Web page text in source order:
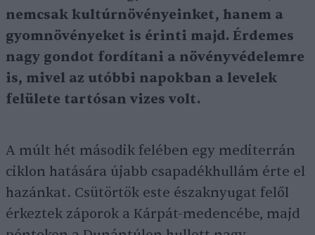
nemcsak kultúrnövényeinket, hanem a
gyomnövényeket is érinti majd. Érdemes
nagy gondot fordítani a növényvédelemre
is, mivel az utóbbi napokban a levelek
felülete tartósan vizes volt.
A múlt hét második felében egy mediterrán
ciklon hatására újabb csapadékhullám érte el
hazánkat. Csütörtök este északnyugat felől
érkeztek záporok a Kárpát-medencébe, majd